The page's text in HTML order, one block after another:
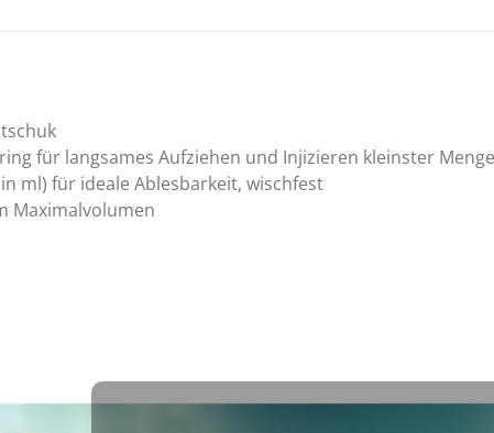
für langsames Aufziehen und Injizieren kleinster
ml) für ideale Ablesbarkeit, wischfest
Maximalvolumen